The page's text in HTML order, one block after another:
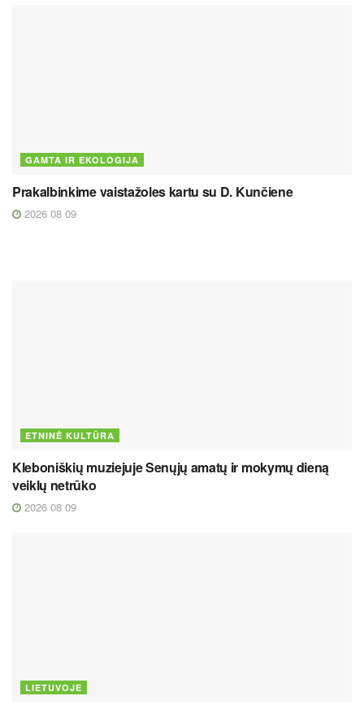
GAMTA IR EKOLOGIJA
Prakalbinkime vaistažoles kartu su D. Kunčiene
2026 08 09
ETNINĖ KULTŪRA
Kleboniškių muziejuje Senųjų amatų ir mokymų dieną
veiklų netrūko
2026 08 09
LIETUVOJE